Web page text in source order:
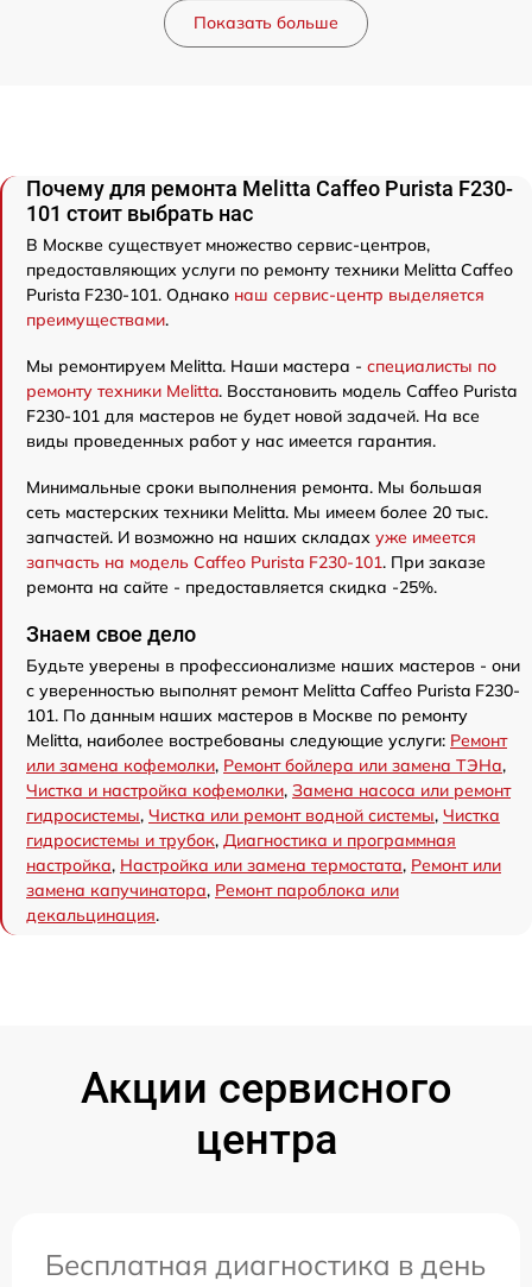
Показать больше
Почему для ремонта Melitta Caffeo Purista F230-
101 стоит выбрать нас
В Москве существует множество сервис-центров,
предоставляющих услуги по ремонту техники Melitta Caffeo
Purista F230-101. Однако наш сервис-центр выделяется
преимуществами.
Мы ремонтируем Melitta. Наши мастера - специалисты по
ремонту техники Melitta. Восстановить модель Caffeo Purista
F230-101 для мастеров не будет новой задачей. На все
виды проведенных работ у нас имеется гарантия.
Минимальные сроки выполнения ремонта. Мы большая
сеть мастерских техники Melitta. Мы имеем более 20 тыс.
запчастей. И возможно на наших складах уже имеется
запчасть на модель Caffeo Purista F230-101. При заказе
ремонта на сайте - предоставляется скидка -25%.
Знаем свое дело
Будьте уверены в профессионализме наших мастеров - они
с уверенностью выполнят ремонт Melitta Caffeo Purista F230-
101. По данным наших мастеров в Москве по ремонту
Melitta, наиболее востребованы следующие услуги: Ремонт
или замена кофемолки, Ремонт бойлера или замена ТЭНа,
Чистка и настройка кофемолки, Замена насоса или ремонт
гидросистемы, Чистка или ремонт водной системы, Чистка
гидросистемы и трубок, Диагностика и программная
настройка, Настройка или замена термостата, Ремонт или
замена капучинатора, Ремонт пароблока или
декальцинация.
Акции сервисного
центра
Бесплатная диагностика в день